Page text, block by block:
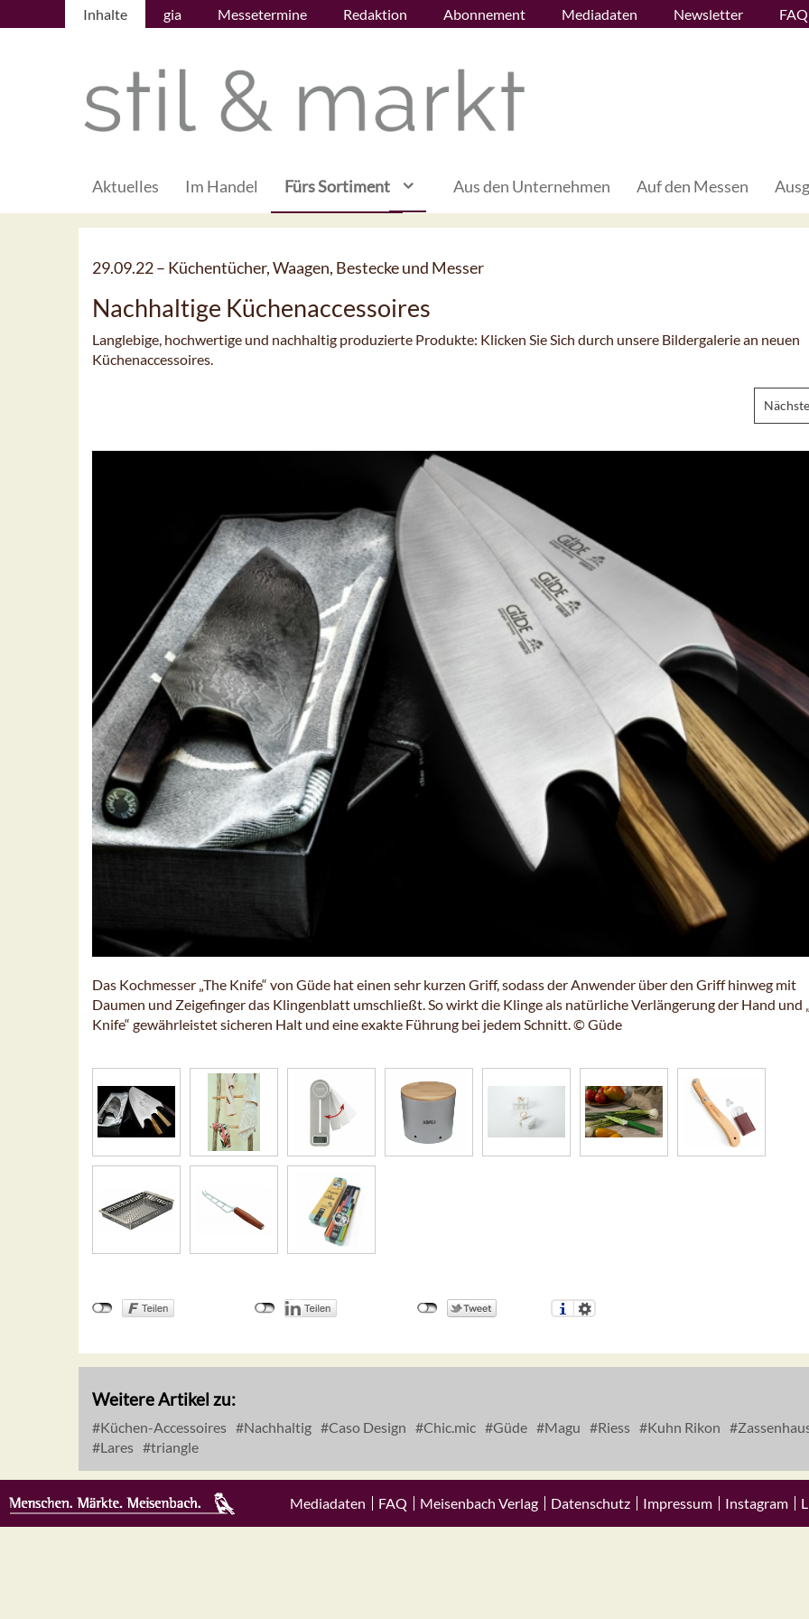
Inhalte gia Messetermine Redaktion Abonnement Mediadaten Newsletter FAQ
Aktuelles Im Handel Fürs Sortiment Aus den Unternehmen Auf den Messen
29.09.22 – Küchentücher, Waagen, Bestecke und Messer
Nachhaltige Küchenaccessoires
Langlebige, hochwertige und nachhaltig produzierte Produkte: Klicken Sie Sich durch unsere Bildergalerie an neuen
Küchenaccessoires.
Das Kochmesser „The Knife“ von Güde hat einen sehr kurzen Griff, sodass der Anwender über den Griff hinweg mit
Daumen und Zeigefinger das Klingenblatt umschließt. So wirkt die Klinge als natürliche Verlängerung der Hand und
Knife“ gewährleistet sicheren Halt und eine exakte Führung bei jedem Schnitt. © Güde
Weitere Artikel zu:
Küchen-Accessoires Nachhaltig Caso Design Chic.mic Güde Magu Riess Kuhn Rikon
Lares
triangle
Mediadaten FAQ Meisenbach Verlag Datenschutz Impressum Instagram